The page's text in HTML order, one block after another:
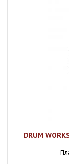
DRUM